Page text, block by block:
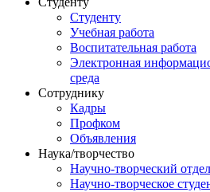
Студенту
Учебная работа
Воспитательная работа
Электронная
среда
Сотруднику
Кадры
Профком
Объявления
Наука/творчество
Научно-творческий отдел
Научно-творческое